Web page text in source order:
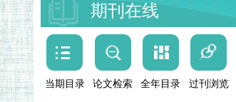
期刊在线
当期目录 论文检索 全年目录 过刊浏览